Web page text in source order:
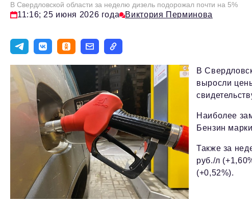
В Свердловской области за неделю дизель подорожал почти на 5%
11:16; 25 июня 2026 года Виктория Перминова
В
выросли
Наиболее
Бензин
Также за
руб./л
(+0,52%).